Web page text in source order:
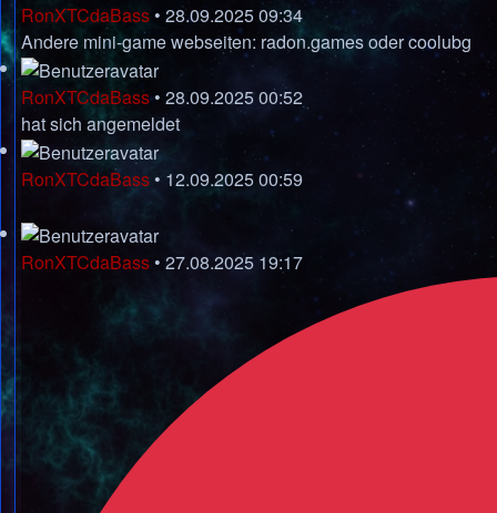
RonXTCdaBass • 28.09.2025 09:34
Andere mini-game webseiten: radon.gamesodercoolubg
RonXTCdaBass• 28.09.2025 00:52
hat sich angemeldet
RonXTCdaBass • 12.09.2025 00:59
RonXTCdaBass • 27.08.2025 19:17